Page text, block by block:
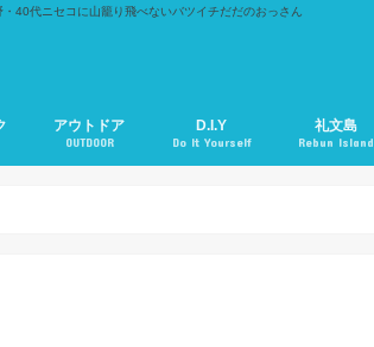
40代ニセコに山籠り飛べないバツイチだだのおっさん
アウトドア
OUTDOOR
D.I.Y
Do It Yourself
礼文島
Rebun Island